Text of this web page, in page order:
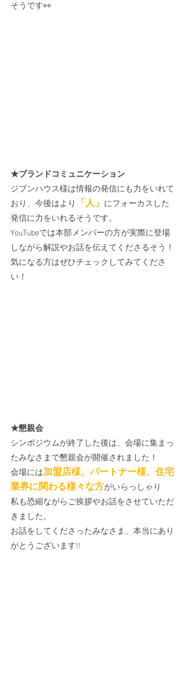
そうです👀
★ブランドコミュニケーション
ジブンハウス様は情報の発信にも力をいれて
おり、今後はより
「人」 にフォーカスした
発信に力をいれるそうです。
YouTubeでは本部メンバーの方が実際に登場
しながら解説やお話を伝えてくださるそう！
気になる方はぜひチェックしてみてくださ
い！
★懇親会
シンポジウムが終了した後は、会場に集まっ
たみなさまで懇親会が開催されました！
会場には加盟店様、パートナー様、住宅
業界に関わる様々な方がいらっしゃり
私も恐縮ながらご挨拶やお話をさせていただ
きました。
お話をしてくださったみなさま、本当にあり
がとうございます!!